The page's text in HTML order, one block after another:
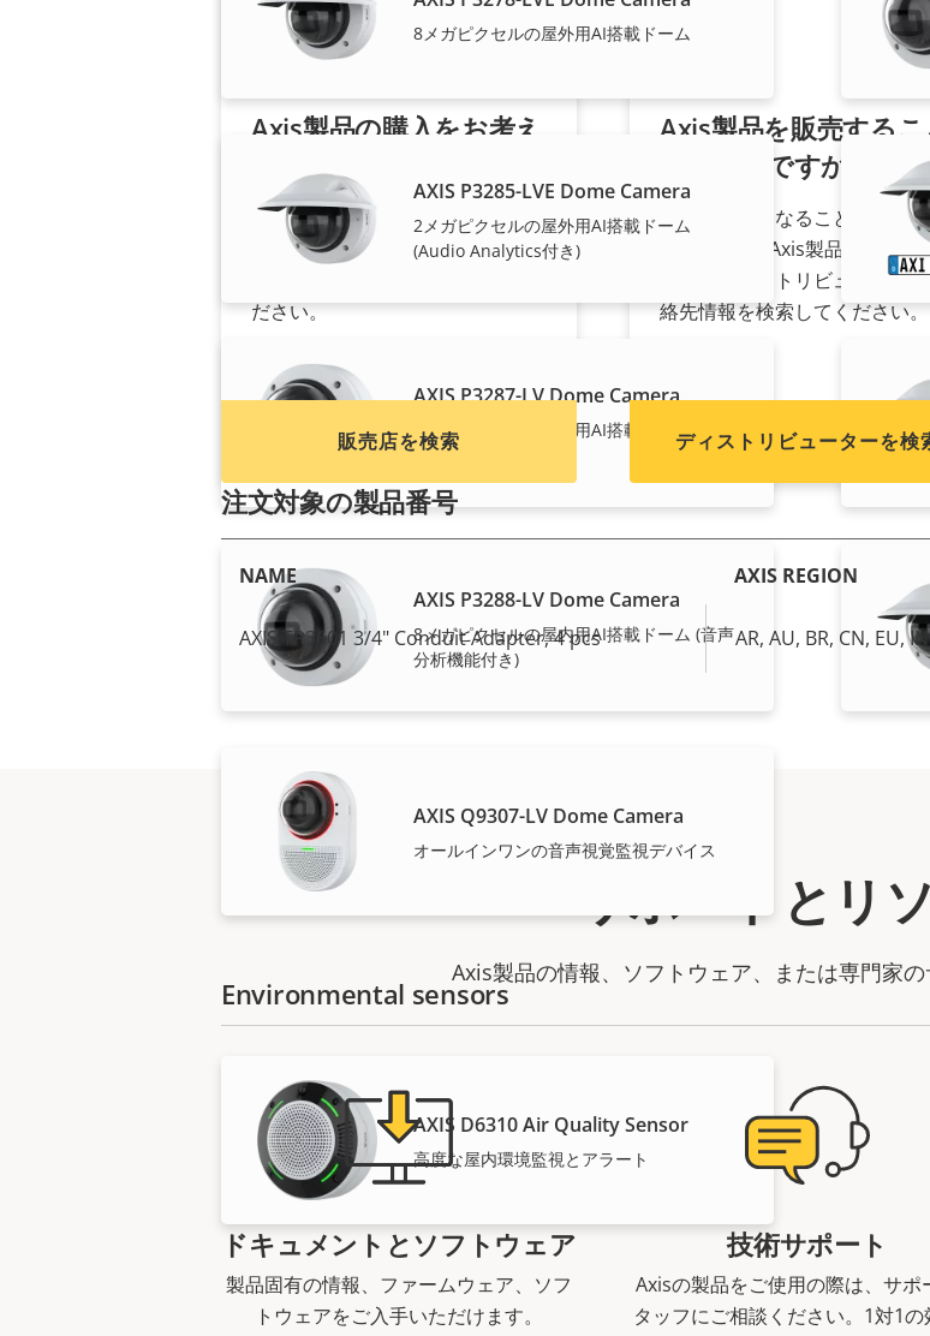
8メガピクセルの屋外用AI搭載ドーム
AXIS P3285-LVE Dome Camera
2メガピクセルの屋外用AI搭載ドーム
(Audio Analytics付き)
AXIS P3287-LV Dome Camera
5メガピクセルの屋内用AI搭載ドーム (音声
分析機能付き)
AXIS P3288-LV Dome Camera
8メガピクセルの屋内用AI搭載ドーム (音声
分析機能付き)
AXIS Q9307-LV Dome Camera
オールインワンの音声視覚監視デバイス
Environmental sensors
AXIS D6310 Air Quality Sensor
高度な屋内環境監視とアラート
Axis製品の購入をお考え
ですか?
Axis製品およびシステムの販売代
理店、システムインテグレータ
ださい。
販売店を検索
Axis製品を販売するこ
をご希望ですか?
販売代理店になることに関心
持ちですか? Axis製品およびシ
テムのディストリビューター
絡先情報を検索してください。
ディストリビューターを検
注文対象の製品番号
NAME AXIS REGION
AXIS TP3601 3/4" Conduit Adapter, 4 pcs AR, AU, BR, CN, EU,
サポートとリ
Axis製品の情報、ソフトウェア、または専門家
ドキュメントとソフトウェア
製品固有の情報、ファームウェア、ソフ
トウェアをご入手いただけます。
技術サポート
Axisの製品をご使用の際は、サポ
タッフにご相談ください。1対1の